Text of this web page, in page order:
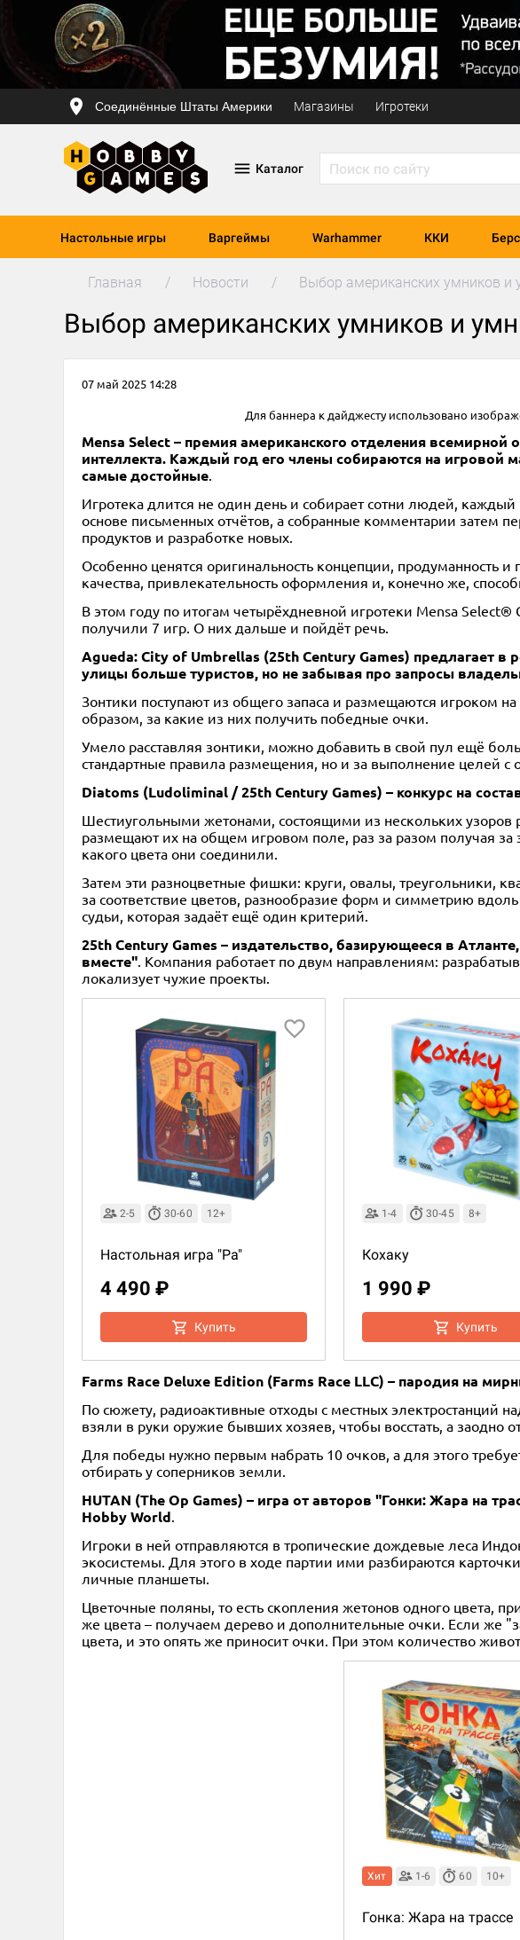
Соединённые Штаты Америки Магазины Игротеки
Каталог
Настольные игры Варгеймы Warhammer ККИ
Главная Новости Выбор американских умников и
Выбор американских умников и
07 май 2025 14:28
Для баннера к дайджесту использовано
Mensa Select – премия американского отделения
интеллекта. Каждый год его члены собираются на игровой
самые достойные.
Игротека длится не один день и собирает сотни людей,
основе письменных отчётов, а собранные комментарии затем
продуктов и разработке новых.
Особенно ценятся оригинальность концепции, продуманность
качества, привлекательность оформления и, конечно же,
В этом году по итогам четырёхдневной игротеки Mensa Select®
получили 7 игр. О них дальше и пойдёт речь.
Agueda: City of Umbrellas (25th Century Games) предлагает
улицы больше туристов, но не забывая про запросы
Зонтики поступают из общего запаса и размещаются игроком
образом, за какие из них получить победные очки.
Умело расставляя зонтики, можно добавить в свой пул ещё
стандартные правила размещения, но и за выполнение целей с
Diatoms (Ludoliminal / 25th Century Games) – конкурс на
Шестиугольными жетонами, состоящими из нескольких
размещают их на общем игровом поле, раз за разом получая
какого цвета они соединили.
Затем эти разноцветные фишки: круги, овалы, треугольники,
за соответствие цветов, разнообразие форм и симметрию
судьи, которая задаёт ещё один критерий.
25th Century Games – издательство, базирующееся в
вместе". Компания работает по двум направлениям:
локализует чужие проекты.
2-5 30-60 12+
Настольная игра "Ра"
4 490 ₽
Купить
1-4 30-45 8+
Кохаку
1 990 ₽
Купить
Farms Race Deluxe Edition (Farms Race LLC) – пародия на
По сюжету, радиоактивные отходы с местных электростанций
взяли в руки оружие бывших хозяев, чтобы восстать, а
Для победы нужно первым набрать 10 очков, а для этого
отбирать у соперников земли.
HUTAN (The Op Games) – игра от авторов "Гонки: Жара на
Hobby World.
Игроки в ней отправляются в тропические дождевые леса
экосистемы. Для этого в ходе партии ими разбираются
личные планшеты.
Цветочные поляны, то есть скопления жетонов одного цвета,
же цвета – получаем дерево и дополнительные очки. Если же
цвета, и это опять же приносит очки. При этом количество
Хит 1-6 60 10+
Гонка: Жара на трассе